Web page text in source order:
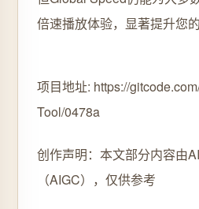
倍速播放体验，显著提升您
项目地址: https://
Tool/0478a
创作声明：本文部分内容由
（AIGC），仅供参考